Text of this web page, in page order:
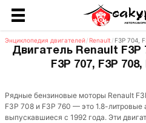
Энциклопедия двигателей/ Renault / F3P 704,
Двигатель Renault F3P
F3P 707, F3P
Рядные бензиновые моторы Renault
F3P 708 и F3P 760 — это 1.8-литровые
выпускавшиеся с 1992 года. Эти